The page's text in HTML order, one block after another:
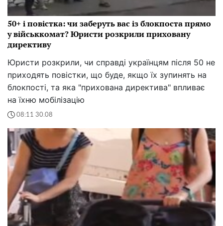
Теги: пенсии,выплаты
електроенергія
Игорь Верховский
Всі матеріали автора
Опубліковано: 30.06 19:29
Марія Єфросиніна вперше за 22 роки забула про
річницю і показала чоловіка з фронту
Марія Єфросиніна забула про річницю весілля, а її
чоловік – на фронті. Телеведуча поділилася